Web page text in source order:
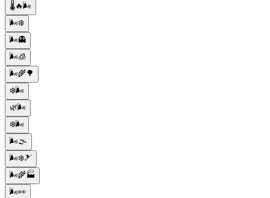
🌡️🔥🌬️
🌬️❄️
🌬️👻
🌬️🧊
🌬️🌾🌳
❄️🌬️
🌿🌬️
❄️🌬️
🌬️🌫️
🌬️❄️🎿
🌬️🌾🏭
🌬️👀